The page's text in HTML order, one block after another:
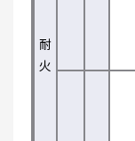
耐
火